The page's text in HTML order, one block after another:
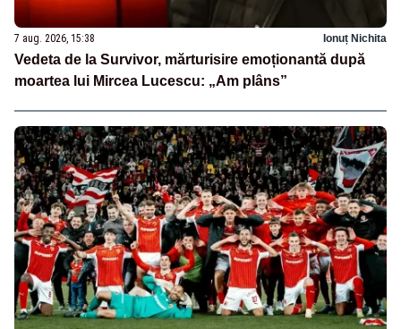
7 aug. 2026, 15:38 Ionuț Nichita
Vedeta de la Survivor, mărturisire emoționantă după
moartea lui Mircea Lucescu: „Am plâns”